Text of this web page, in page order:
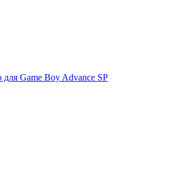
для Game Boy Advance SP